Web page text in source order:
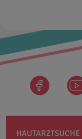
facebook
HAUTARZTSUCHE